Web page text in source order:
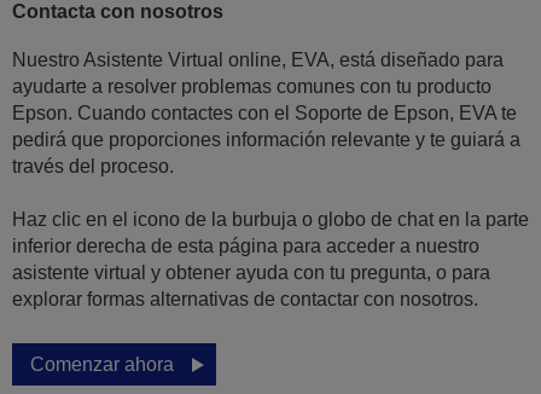
Contacta con nosotros
Nuestro Asistente Virtual online, EVA, está diseñado para
ayudarte a resolver problemas comunes con tu producto
Epson. Cuando contactes con el Soporte de Epson, EVA te
pedirá que proporciones información relevante y te guiará a
través del proceso.
Haz clic en el icono de la burbuja o globo de chat en la parte
inferior derecha de esta página para acceder a nuestro
asistente virtual y obtener ayuda con tu pregunta, o para
explorar formas alternativas de contactar con nosotros.
Comenzar ahora